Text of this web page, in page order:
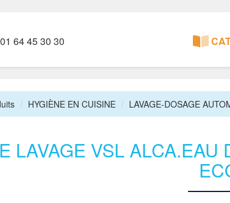
01 64 45 30 30
HYGIÈNE EN CUISINE LAVAGE-DOSAGE
LAVAGE VSL